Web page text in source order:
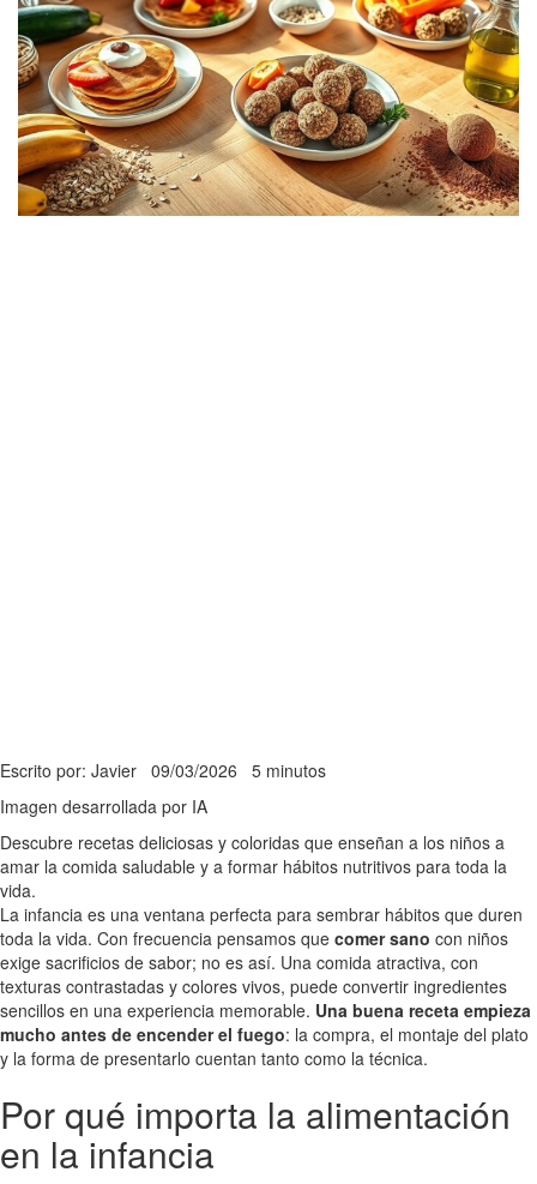
Escrito por: Javier 09/03/2026 5 minutos
Imagen desarrollada por IA
Descubre recetas deliciosas y coloridas que enseñan a los niños a
amar la comida saludable y a formar hábitos nutritivos para toda la
vida.
La infancia es una ventana perfecta para sembrar hábitos que duren
toda la vida. Con frecuencia pensamos que comer sano con niños
exige sacrificios de sabor; no es así. Una comida atractiva, con
texturas contrastadas y colores vivos, puede convertir ingredientes
sencillos en una experiencia memorable. Una buena receta empieza
mucho antes de encender el fuego: la compra, el montaje del plato
y la forma de presentarlo cuentan tanto como la técnica.
Por qué importa la alimentación
en la infancia